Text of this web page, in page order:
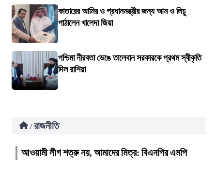
কাতারের আমির ও প্রধানমন্ত্রীর জন্য আম ও লিচু
পাঠালেন খালেদা জিয়া
পশ্চিমা নীরবতা ভেঙে তালেবান সরকারকে প্রথম স্বীকৃতি
দিল রাশিয়া
/ রাজনীতি
আওয়ামী লীগ শত্রু নয়, আমাদের মিত্র: বিএনপির এমপি